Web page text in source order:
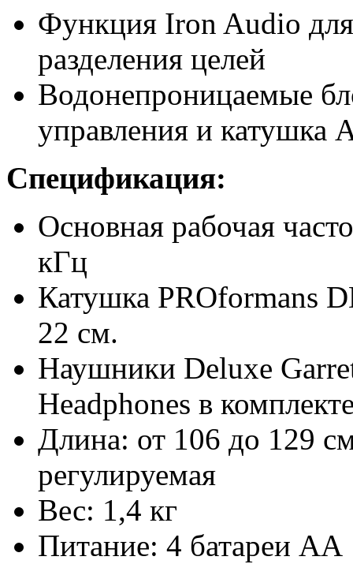
Функция Iron Audio для
разделения целей
Водонепроницаемые
управления и катушка
Спецификация:
Основная рабочая
кГц
Катушка PROformans
22 см.
Наушники Deluxe
Headphones в
Длина: от 106 до 129
регулируемая
Вес: 1,4 кг
Питание: 4 батареи АА